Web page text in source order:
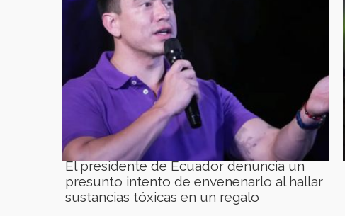
El presidente de Ecuador denuncia un
presunto intento de envenenarlo al hallar
sustancias tóxicas en un regalo